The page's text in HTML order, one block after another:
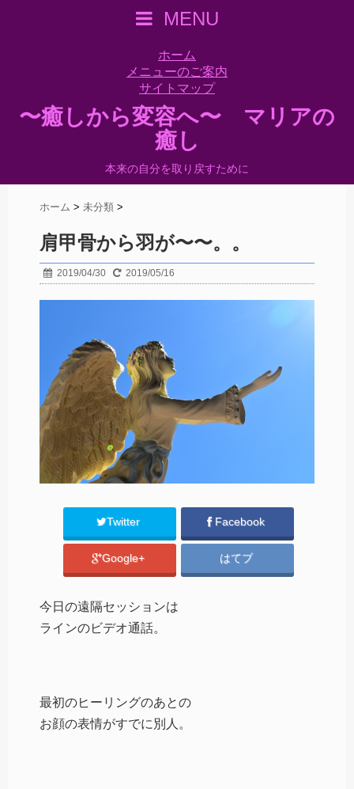
MENU
ホーム
メニューのご案内
サイトマップ
〜癒しから変容へ〜 マリアの
癒し
本来の自分を取り戻すために
ホーム > 未分類 >
肩甲骨から羽が〜〜。。
2019/04/30 2019/05/16
Twitter Facebook
Google+ はてブ
今日の遠隔セッションは
ラインのビデオ通話。
最初のヒーリングのあとの
お顔の表情がすでに別人。